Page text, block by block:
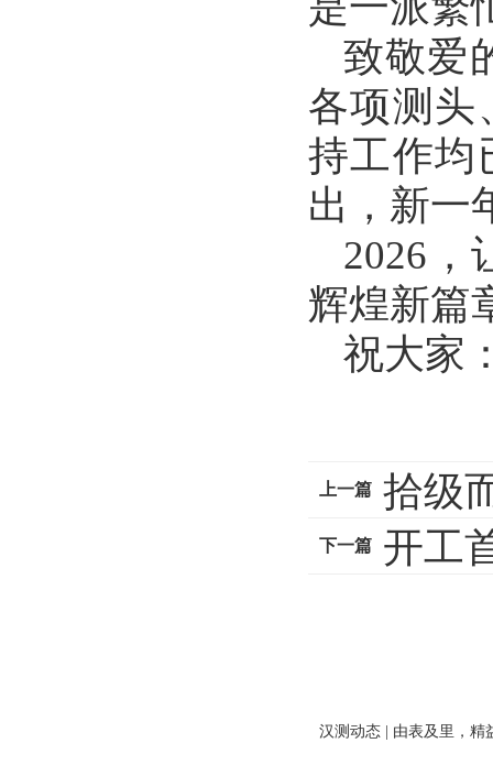
致敬爱
各项测头
持工作均
出，新一
2026，
辉煌新篇
祝大家
上一篇 拾级
下一篇
开工
汉测动态 | 由表及里，精